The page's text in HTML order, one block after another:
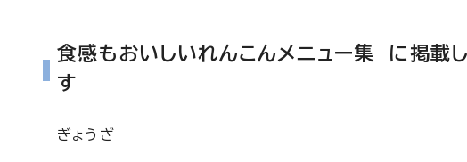
食感もおいしいれんこんメニュー集 に掲載
す
ぎょうざ